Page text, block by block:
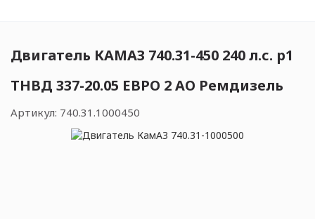
Двигатель КАМАЗ 740.31-450 240 л.с. р1
ТНВД 337-20.05 ЕВРО 2 АО Ремдизель
Артикул: 740.31.1000450